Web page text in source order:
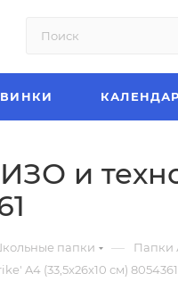
и
папки — Папки
A4 (33,5x26x10 см) 8054361